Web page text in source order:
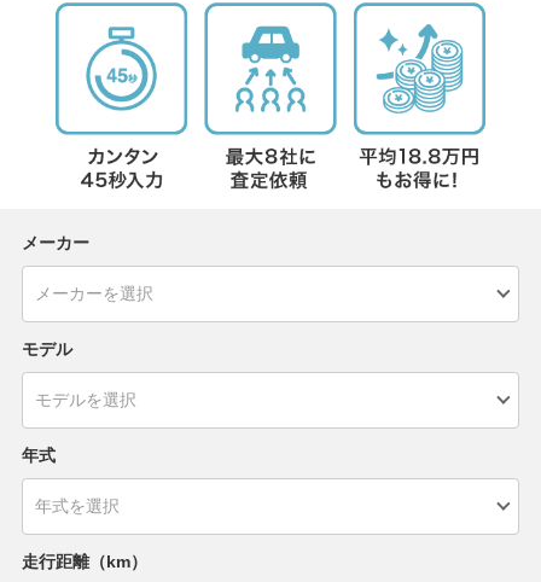
メーカー
モデル
年式
走行距離（km）